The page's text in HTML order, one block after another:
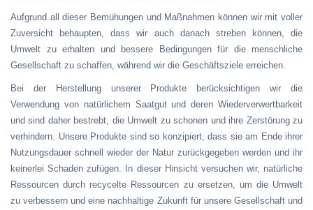
Aufgrund all dieser Bemühungen und Maßnahmen können wir mit voller
Zuversicht behaupten, dass wir auch danach streben können, die
Umwelt zu erhalten und bessere Bedingungen für die menschliche
Gesellschaft zu schaffen, während wir die Geschäftsziele erreichen.
Bei der Herstellung unserer Produkte berücksichtigen wir die
Verwendung von natürlichem Saatgut und deren Wiederverwertbarkeit
und sind daher bestrebt, die Umwelt zu schonen und ihre Zerstörung zu
verhindern. Unsere Produkte sind so konzipiert, dass sie am Ende ihrer
Nutzungsdauer schnell wieder der Natur zurückgegeben werden und ihr
keinerlei Schaden zufügen. In dieser Hinsicht versuchen wir, natürliche
Ressourcen durch recycelte Ressourcen zu ersetzen, um die Umwelt
zu verbessern und eine nachhaltige Zukunft für unsere Gesellschaft und